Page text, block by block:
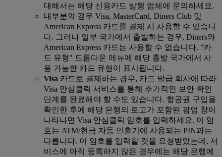
대해서는 해당 신용카드 발행 업체에 문의하세요.
대부분의 경우 Visa, MasterCard, Diners Club 및
American Express 카드를 결제 시 사용할 수 있습니
다. 그러나 일부 국가에서 출발하는 경우, Diners와
American Express 카드는 사용할 수 없습니다. "카
드 유형" 드롭다운 메뉴에 해당 출발 국가에서 사
용 가능한 카드 유형이 표시됩니다.
Visa 카드로 결제하는 경우, 카드 발급 회사에 따라
Visa 안심클릭 서비스를 통해 추가적인 보안 확인
단계를 완료해야 할 수도 있습니다. 항공권 구입을
확인한 후에 해당 은행의 로고가 포함된 팝업 창이
나타나면 Visa 안심클릭 암호를 입력하세요. 이 암
호는 ATM/현금 자동 인출기에 사용되는 PIN과는
다릅니다. 이 암호를 입력할 것을 요청받았는데, 서
비스에 아직 등록하지 않은 경우에는 해당 은행에